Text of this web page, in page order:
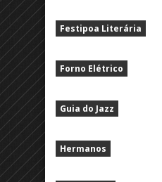
Festipoa Literária
Forno Elétrico
Guia do Jazz
Hermanos